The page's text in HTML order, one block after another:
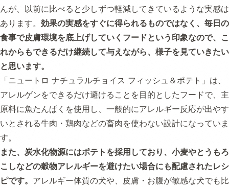
んが、以前に比べると少しずつ軽減してきているような実感は
あります。 効果の実感をすぐに得られるものではなく、毎日の
食事で皮膚環境を底上げしていくフードという印象なので、こ
れからもできるだけ継続して与えながら、様子を見ていきたい
と思います。
「ニュートロ ナチュラルチョイス フィッシュ＆ポテト」は、
アレルゲンをできるだけ避けることを目的としたフードで、主
原料に魚たんぱくを使用し、一般的にアレルギー反応が出やす
いとされる牛肉・鶏肉などの畜肉を使わない設計になっていま
す。
また、炭水化物源にはポテトを採用しており、小麦やとうもろ
こしなどの穀物アレルギーを避けたい場合にも配慮されたレシ
ピです。 アレルギー体質の犬や、皮膚・お腹が敏感な犬でも比